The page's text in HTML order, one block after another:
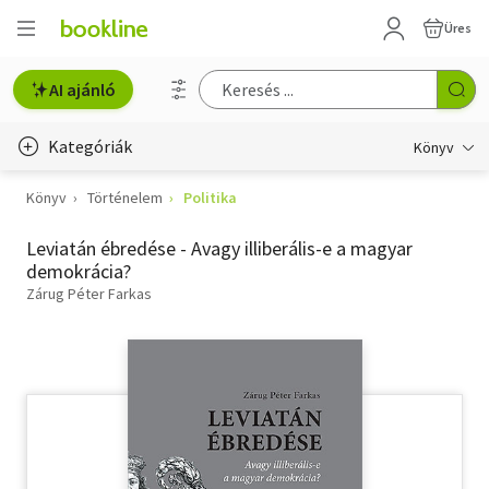
Üres
AI ajánló
Kategóriák Könyv
Életmód, egészség
Erotika
Gyermek- és ifjúsági
Hobbi, szabadidő
Könyv Történelem Politika
Leviatán ébredése - Avagy illiberális-e a magyar
demokrácia?
Zárug Péter Farkas